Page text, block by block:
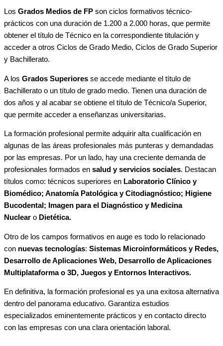
Los Grados Medios de FP son ciclos formativos técnico-
prácticos con una duración de 1.200 a 2.000 horas, que permite
obtener el título de Técnico en la correspondiente titulación y
acceder a otros Ciclos de Grado Medio, Ciclos de Grado Superior
y Bachillerato.
A los Grados Superiores se accede mediante el título de
Bachillerato o un título de grado medio. Tienen una duración de
dos años y al acabar se obtiene el título de Técnico/a Superior,
que permite acceder a enseñanzas universitarias.
La formación profesional permite adquirir alta cualificación en
algunas de las áreas profesionales más punteras y demandadas
por las empresas. Por un lado, hay una creciente demanda de
profesionales formados en salud y servicios sociales. Destacan
títulos como: técnicos superiores en Laboratorio Clínico y
Biomédico; Anatomía Patológica y Citodiagnóstico; Higiene
Bucodental; Imagen para el Diagnóstico y Medicina
Nuclear o Dietética.
Otro de los campos formativos en auge es todo lo relacionado
con nuevas tecnologías: Sistemas Microinformáticos y Redes,
Desarrollo de Aplicaciones Web, Desarrollo de Aplicaciones
Multiplataforma o 3D, Juegos y Entornos Interactivos.
En definitiva, la formación profesional es ya una exitosa alternativa
dentro del panorama educativo. Garantiza estudios
especializados eminentemente prácticos y en contacto directo
con las empresas con una clara orientación laboral.